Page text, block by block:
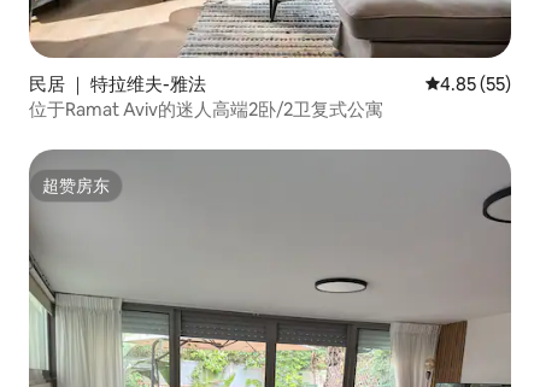
民居 ｜ 特拉维夫-雅法 平均评分
4.85 (55)
位于Ramat Aviv的迷人高端2卧/2卫复式公寓
超赞房东
超赞房东